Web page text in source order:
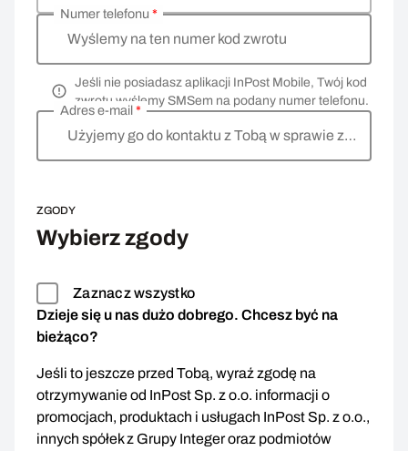
Wyślemy na ten numer kod zwrotu
Numer telefonu *
Jeśli nie posiadasz aplikacji InPost Mobile, Twój kod
zwrotu wyślemy SMSem na podany numer telefonu.
Użyjemy go do kontaktu z Tobą w sprawie zwrotu
Adres e-mail *
ZGODY
Wybierz zgody
Zaznacz wszystko
Dzieje się u nas dużo dobrego. Chcesz być na
bieżąco?
Jeśli to jeszcze przed Tobą, wyraź zgodę na
otrzymywanie od InPost Sp. z o.o. informacji o
promocjach, produktach i usługach InPost Sp. z o.o.,
innych spółek z Grupy Integer oraz podmiotów